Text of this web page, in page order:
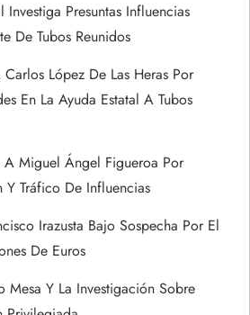
Presuntas Influencias
De Tubos Reunidos
López De Las Heras Por
En La Ayuda Estatal A Tubos
A Miguel Ángel Figueroa Por
Y Tráfico De Influencias
Irazusta Bajo Sospecha Por El
De Euros
Y La Investigación Sobre